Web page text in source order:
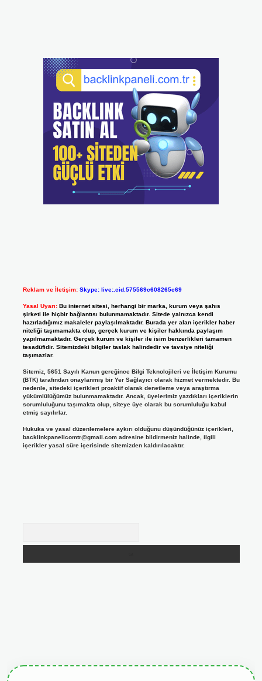
Reklam ve İletişim: Skype: live:.cid.575569c608265c69
Yasal Uyarı: Bu internet sitesi, herhangi bir marka, kurum veya şahıs
şirketi ile hiçbir bağlantısı bulunmamaktadır. Sitede yalnızca kendi
hazırladığımız makaleler paylaşılmaktadır. Burada yer alan içerikler haber
niteliği taşımamakta olup, gerçek kurum ve kişiler hakkında paylaşım
yapılmamaktadır. Gerçek kurum ve kişiler ile isim benzerlikleri tamamen
tesadüfidir. Sitemizdeki bilgiler taslak halindedir ve tavsiye niteliği
taşımazlar.
Sitemiz, 5651 Sayılı Kanun gereğince Bilgi Teknolojileri ve İletişim Kurumu
(BTK) tarafından onaylanmış bir Yer Sağlayıcı olarak hizmet vermektedir. Bu
nedenle, sitedeki içerikleri proaktif olarak denetleme veya araştırma
yükümlülüğümüz bulunmamaktadır. Ancak, üyelerimiz yazdıkları içeriklerin
sorumluluğunu taşımakta olup, siteye üye olarak bu sorumluluğu kabul
etmiş sayılırlar.
Hukuka ve yasal düzenlemelere aykırı olduğunu düşündüğünüz içerikleri,
backlinkpanelicomtr@gmail.comadresine bildirmeniz halinde, ilgili
içerikler yasal süre içerisinde sitemizden kaldırılacaktır.